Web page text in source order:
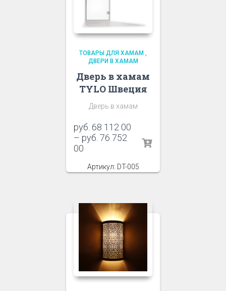
ТОВАРЫ ДЛЯ ХАМАМ ,
ДВЕРИ В ХАМАМ
Дверь в хамам
TYLO Швеция
Дверь в хамам
руб. 68 112 00
– руб. 76 752
00
Артикул: DT-005